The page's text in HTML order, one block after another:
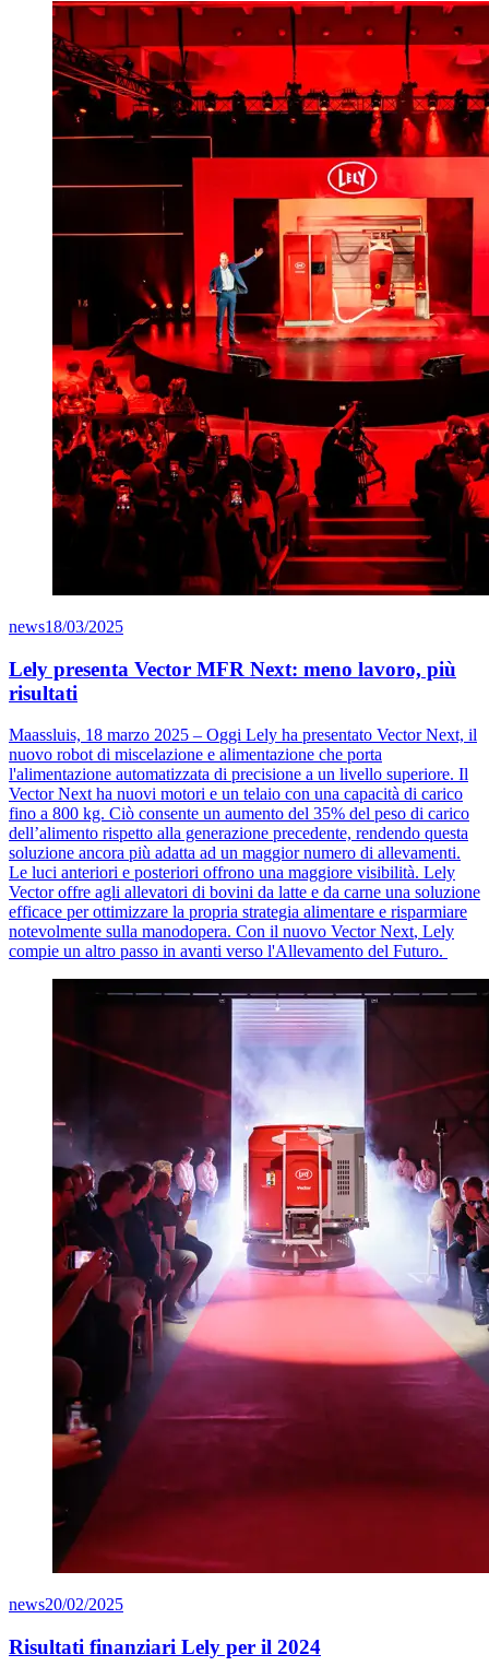
news18/03/2025
Lely presenta Vector MFR Next: meno lavoro, più
risultati
Maassluis, 18 marzo 2025 – Oggi Lely ha presentato VectorNext, il
nuovo robot di miscelazione e alimentazione che porta
l'alimentazione automatizzata di precisione a un livello superiore. Il
VectorNext ha nuovi motori e un telaio con una capacità di carico
fino a 800 kg. Ciò consente un aumento del 35% del peso di carico
dell’alimento rispetto alla generazione precedente, rendendo questa
soluzione ancora più adatta ad un maggior numero di allevamenti.
Le luci anteriori e posteriori offrono una maggiore visibilità. Lely
Vectoroffre agli allevatori di bovini da latte e da carne una soluzione
efficace per ottimizzare la propria strategia alimentare e risparmiare
notevolmente sulla manodopera. Con il nuovo VectorNext, Lely
compie un altro passo in avanti verso l'Allevamento del Futuro.
news20/02/2025
Risultati finanziari Lely per il 2024